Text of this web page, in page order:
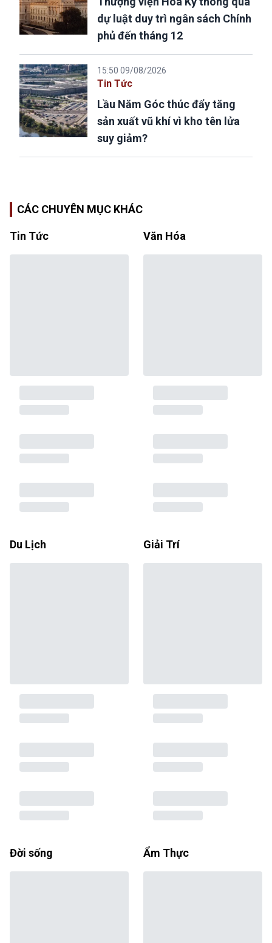
dự luật duy trì ngân sách Chính
phủ đến tháng 12
15:50 09/08/2026
Tin Tức
Lầu Năm Góc thúc đẩy tăng
sản xuất vũ khí vì kho tên lửa
suy giảm?
CÁC CHUYÊN MỤC KHÁC
Tin Tức Văn Hóa
Du Lịch Giải Trí
Đời sống Ẩm Thực